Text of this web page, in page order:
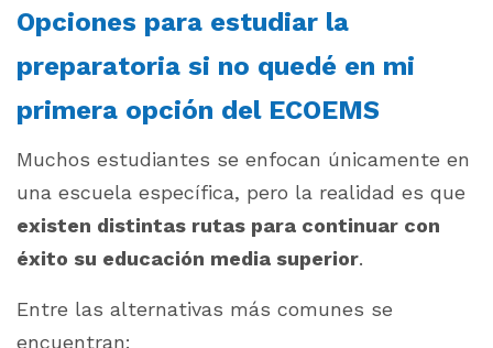
Opciones para estudiar la
preparatoria si no quedé en mi
primera opción del ECOEMS
Muchos estudiantes se enfocan únicamente en
una escuela específica, pero la realidad es que
existen distintas rutas para continuar con
éxito su educación media superior.
Entre las alternativas más comunes se
encuentran: